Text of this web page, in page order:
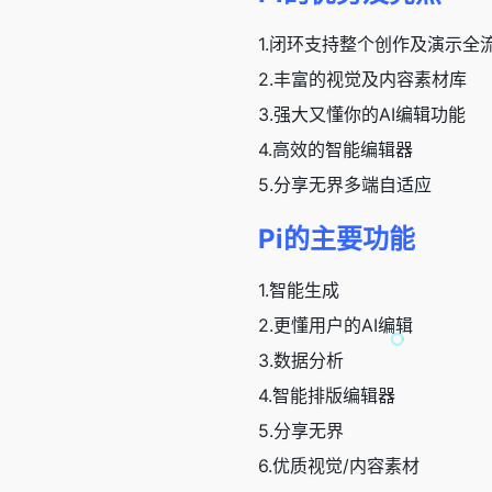
1.闭环支持整个创作及演示全
2.丰富的视觉及内容素材库
3.强大又懂你的AI编辑功能
4.高效的智能编辑器
5.分享无界多端自适应
Pi的主要功能
1.智能生成
2.更懂用户的AI编辑
3.数据分析
4.智能排版编辑器
5.分享无界
6.优质视觉/内容素材